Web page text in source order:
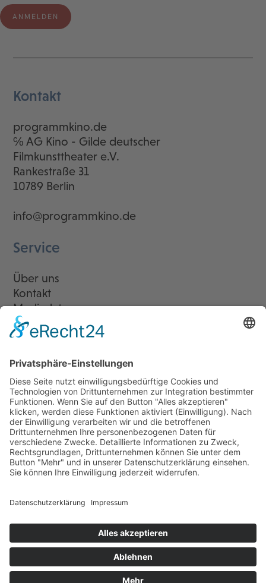
Kontakt
programmkino.de
℅ AG Kino - Gilde deutscher
Filmkunsttheater e.V.
Rankestraße 31
10789 Berlin
info@programmkino.de
Service
Über uns
Kontakt
Mediadaten
Newsletter
LogIn
Legal
Impressum
Datenschutzerklärung
Cookie-Einstellungen
Programmkino.de richtet sich an Film- und Kinobegeisterte jeden
Geschlechts. Zur besseren Lesbarkeit haben wir uns aber entschlossen,
auf eine Doppelnennung oder Genderzeichen zu verzichten. Wo möglich